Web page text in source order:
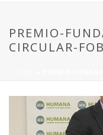
PREMIO-
CIRCULAR-